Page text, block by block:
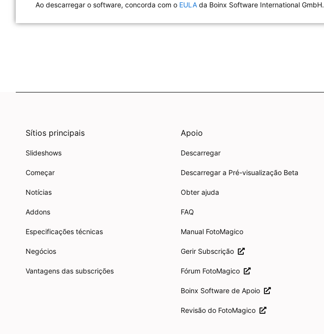
Ao descarregar o software, concorda com o EULA da Boinx Software International GmbH.
Sítios principais
Slideshows
Começar
Notícias
Addons
Especificações técnicas
Negócios
Vantagens das subscrições
Apoio
Descarregar
Descarregar a Pré-visualização Beta
Obter ajuda
FAQ
Manual FotoMagico
Gerir Subscrição
Fórum FotoMagico
Boinx Software de Apoio
Revisão do FotoMagico